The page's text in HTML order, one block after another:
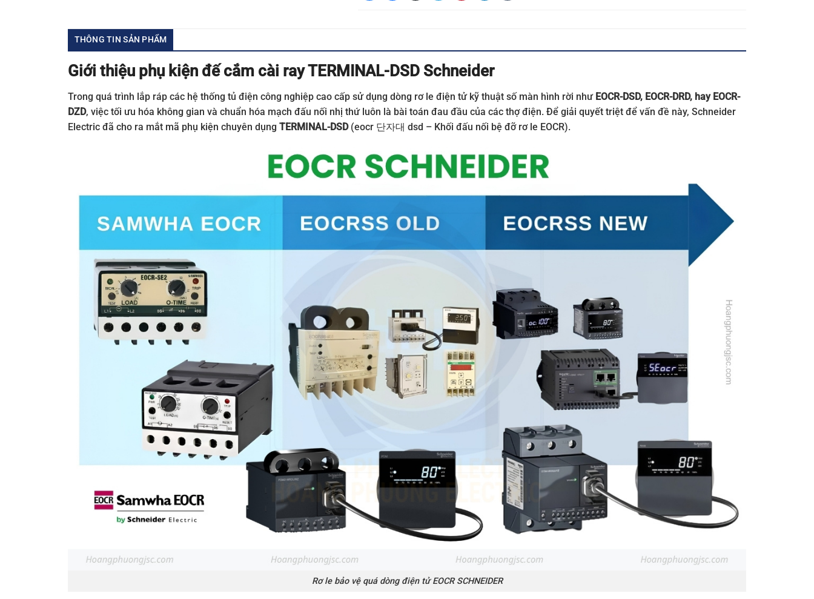
THÔNG TIN SẢN PHẨM
Giới thiệu phụ kiện đế cắm cài ray TERMINAL-DSD Schneider
Trong quá trình lắp ráp các hệ thống tủ điện công nghiệp cao cấp sử dụng dòng rơ le điện tử kỹ thuật số màn hình rời như EOCR-DSD, EOCR-DRD, hay EOCR-
DZD, việc tối ưu hóa không gian và chuẩn hóa mạch đấu nối nhị thứ luôn là bài toán đau đầu của các thợ điện. Để giải quyết triệt để vấn đề này, Schneider
Electric đã cho ra mắt mã phụ kiện chuyên dụng TERMINAL-DSD(eocr 단자대 dsd – Khối đấu nối bệ đỡ rơ le EOCR).
Rơ le bảo vệ quá dòng điện tử EOCR SCHNEIDER